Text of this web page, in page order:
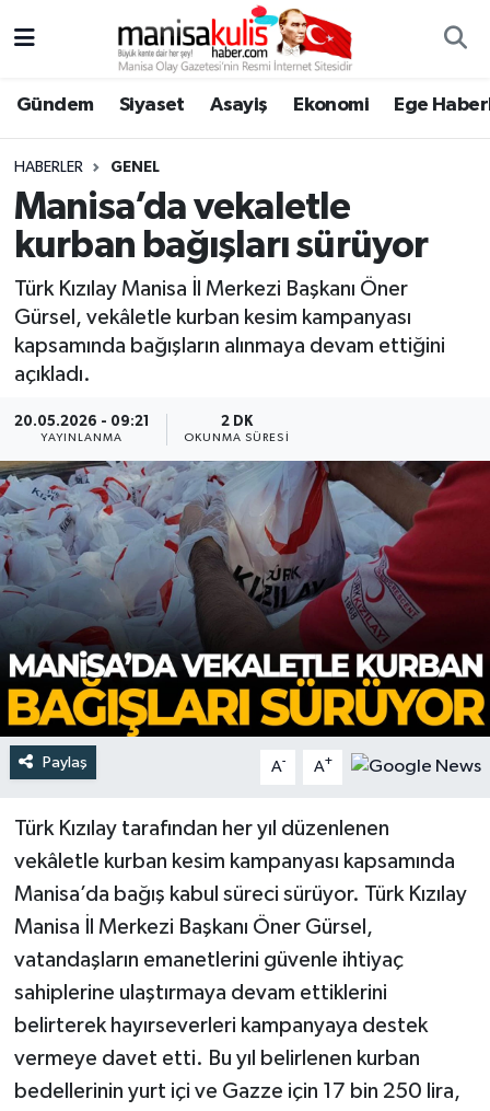
Gündem Siyaset Asayiş Ekonomi Ege
HABERLER GENEL
Manisa’da vekaletle
kurban bağışları sürüyor
Türk Kızılay Manisa İl Merkezi Başkanı Öner
Gürsel, vekâletle kurban kesim kampanyası
kapsamında bağışların alınmaya devam ettiğini
açıkladı.
20.05.2026 - 09:21
YAYINLANMA
2 DK
OKUNMA SÜRESI
Paylaş A- A+
Türk Kızılay tarafından her yıl düzenlenen
vekâletle kurban kesim kampanyası kapsamında
Manisa’da bağış kabul süreci sürüyor. Türk Kızılay
Manisa İl Merkezi Başkanı Öner Gürsel,
vatandaşların emanetlerini güvenle ihtiyaç
sahiplerine ulaştırmaya devam ettiklerini
belirterek hayırseverleri kampanyaya destek
vermeye davet etti. Bu yıl belirlenen kurban
bedellerinin yurt içi ve Gazze için 17 bin 250 lira,
Ege Haberleri
Ekonomi
Genel
Gündem
Resmi İlan
Siyaset
Spor
Türkiye
Yaşam
Yunusemre Hava Durumu
Yunusemre Trafik Yoğunluk Haritası
Süper Lig Puan Durumu ve Fikstür
Tüm Manşetler
Son Dakika Haberleri
Haber Arşivi